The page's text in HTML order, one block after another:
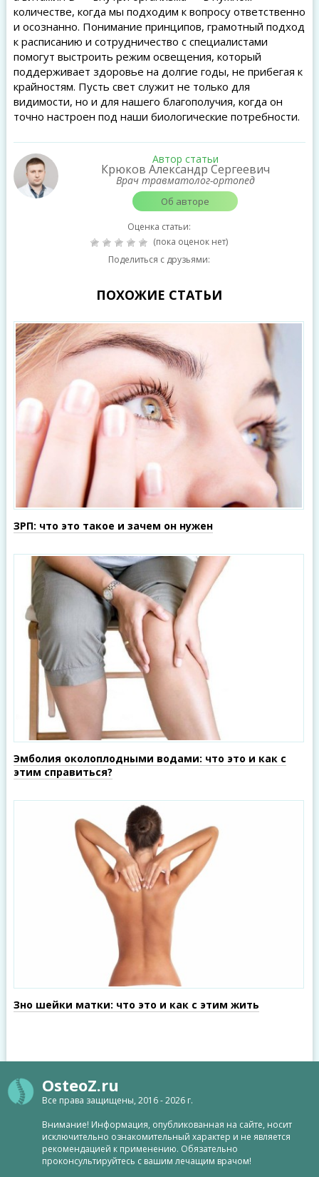
количестве, когда мы подходим к вопросу ответственно
и осознанно. Понимание принципов, грамотный подход
к расписанию и сотрудничество с специалистами
помогут выстроить режим освещения, который
поддерживает здоровье на долгие годы, не прибегая к
крайностям. Пусть свет служит не только для
видимости, но и для нашего благополучия, когда он
точно настроен под наши биологические потребности.
Автор статьи
Крюков Александр Сергеевич
Врач травматолог-ортопед
Об авторе
Оценка статьи:
(пока оценок нет)
Поделиться с друзьями:
ПОХОЖИЕ СТАТЬИ
ЗРП: что это такое и зачем он нужен
Эмболия околоплодными водами: что это и как с
этим справиться?
Знo шейки матки: что это и как с этим жить
OsteoZ.ru
Все права защищены, 2016 - 2026 г.
Внимание! Информация, опубликованная на сайте, носит
исключительно ознакомительный характер и не является
рекомендацией к применению. Обязательно
проконсультируйтесь с вашим лечащим врачом!